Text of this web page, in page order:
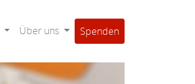
Über uns Spenden